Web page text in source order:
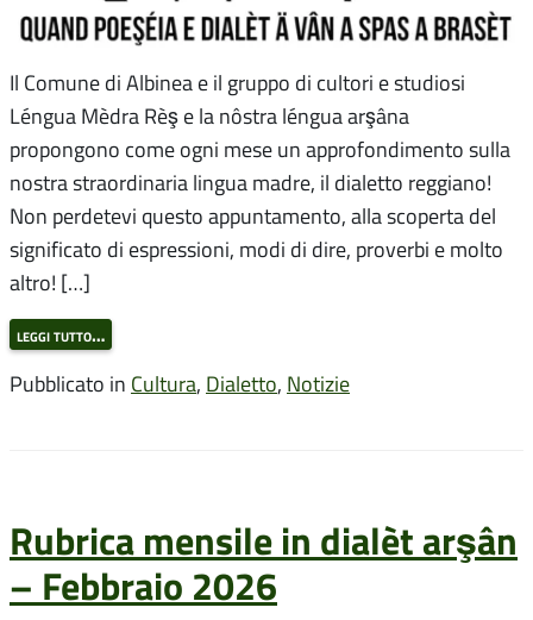
Il Comune di Albinea e il gruppo di cultori e studiosi
Léngua Mèdra Rèş e la nôstra léngua arşâna
propongono come ogni mese un approfondimento sulla
nostra straordinaria lingua madre, il dialetto reggiano!
Non perdetevi questo appuntamento, alla scoperta del
significato di espressioni, modi di dire, proverbi e molto
altro! […]
leggi tutto…
Pubblicato in Cultura, Dialetto, Notizie
Rubrica mensile in dialèt arşân
– Febbraio 2026